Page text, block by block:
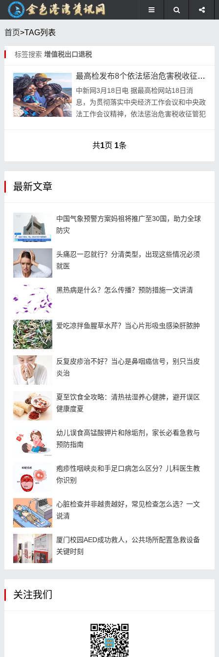
首页>TAG列表
标签搜索 增值税出口退税
最高检发布8个依法惩治危害税收征管典型刑事案例
中新网3月18日电 据最高检网站18日消
息，为贯彻落实中央经济工作会议和中央政
法工作会议精神，依法惩治危害税收征管犯
人民检察...
共1页 1条
最新文章
中国气象预警方案妈祖将推广至30国，助力全球
防灾
头痛忍一忍就行？分清类型，出现这些情况必须
就医
黑热病是什么？怎么传播？预防措施一文讲清
爱吃凉拌鱼腥草水芹？当心片形吸虫感染肝脓肿
反复皮疹治不好？当心是鼻咽癌信号，别只当皮
炎治
夏至饮食全攻略：清热祛湿养心健脾，避开误区
健康度夏
幼儿误食高锰酸钾片和除垢剂，家长必看急救与
预防指南
疱疹性咽峡炎和手足口病怎么区分？儿科医生教
你识别
心脏检查并非越贵越好，常见检查怎么选？一文
说清
厦门校园AED成功救人，公共场所配置急救设备
关键时刻
关注我们